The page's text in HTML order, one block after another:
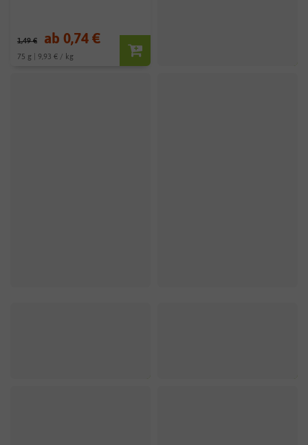
1,49 € ab 0,74 €
75 g | 9,93 € / kg